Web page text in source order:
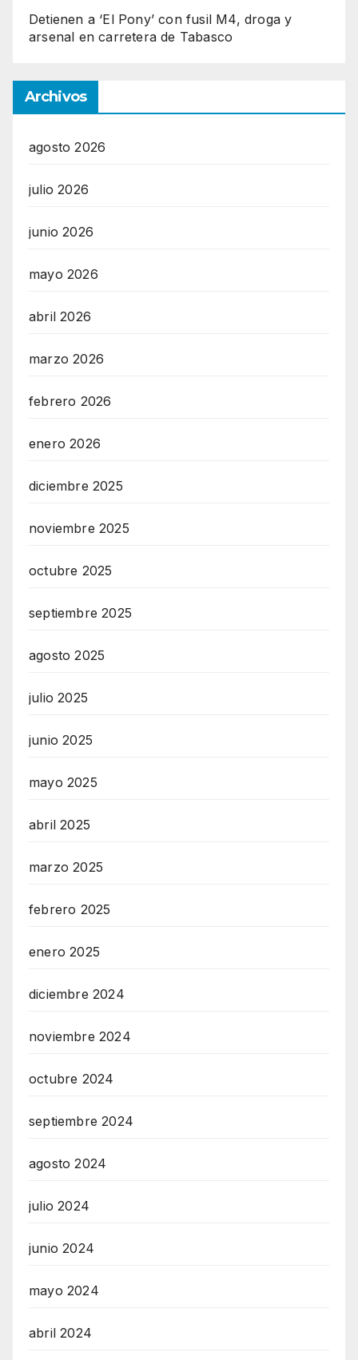
Detienen a ‘El Pony’ con fusil M4, droga y
arsenal en carretera de Tabasco
Archivos
agosto 2026
julio 2026
junio 2026
mayo 2026
abril 2026
marzo 2026
febrero 2026
enero 2026
diciembre 2025
noviembre 2025
octubre 2025
septiembre 2025
agosto 2025
julio 2025
junio 2025
mayo 2025
abril 2025
marzo 2025
febrero 2025
enero 2025
diciembre 2024
noviembre 2024
octubre 2024
septiembre 2024
agosto 2024
julio 2024
junio 2024
mayo 2024
abril 2024